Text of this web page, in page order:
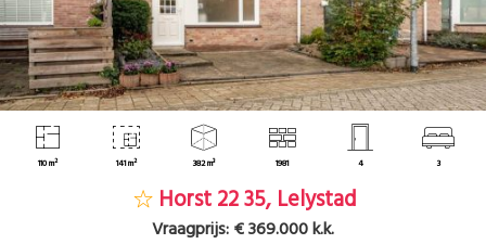
110 m² 141 m² 382 m³ 1981 4 3
Horst 22 35, Lelystad
Vraagprijs:€ 369.000 k.k.